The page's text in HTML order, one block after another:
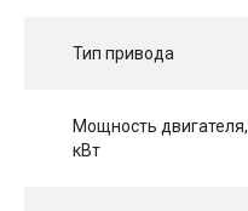
Тип привода
Мощность двигателя,
кВт